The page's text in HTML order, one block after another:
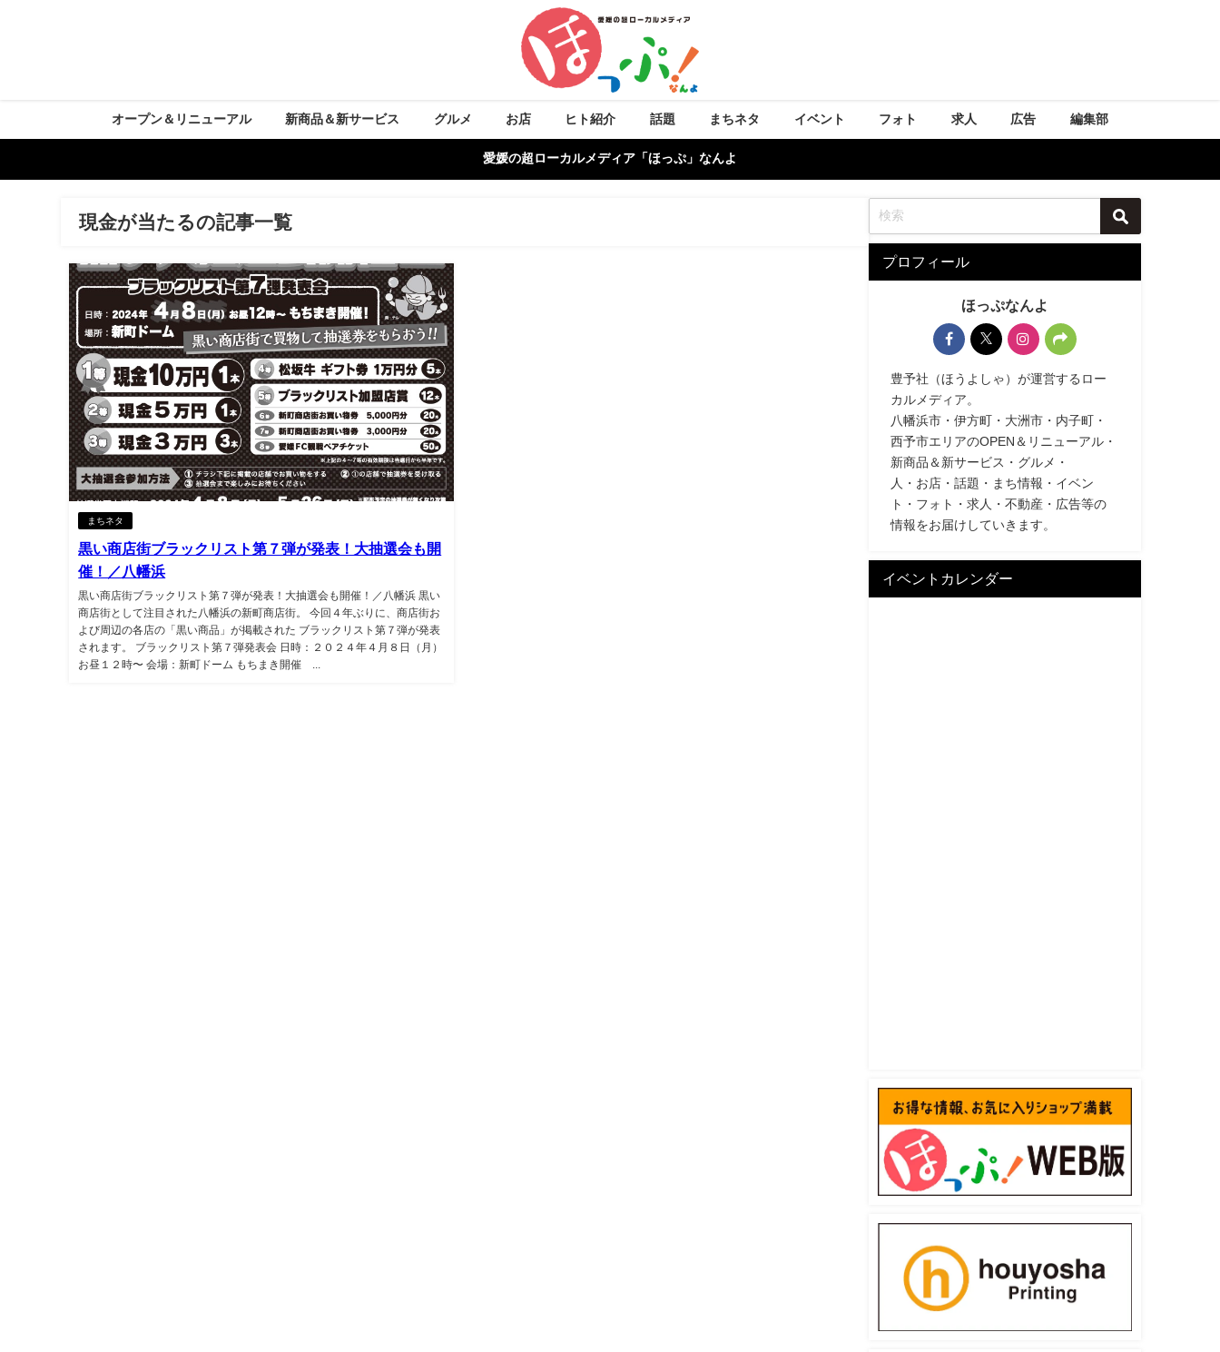
オープン＆リニューアル 新商品＆新サービス グルメ お店 ヒト紹介 話題 まちネタ イベント フォト 求人 広告 編集部
愛媛の超ローカルメディア「ほっぷ」なんよ
現金が当たるの記事一覧
まちネタ
黒い商店街ブラックリスト第７弾が発表！大抽選会も開
催！／八幡浜
黒い商店街ブラックリスト第７弾が発表！大抽選会も開催！／八幡浜 黒い
商店街として注目された八幡浜の新町商店街。 今回４年ぶりに、商店街お
よび周辺の各店の「黒い商品」が掲載された ブラックリスト第７弾が発表
されます。 ブラックリスト第７弾発表会 日時：２０２４年４月８日（月）
お昼１２時〜 会場：新町ドーム もちまき開催 ...
プロフィール
ほっぷなんよ
豊予社（ほうよしゃ）が運営するロー
カルメディア。
八幡浜市・伊方町・大洲市・内子町・
西予市エリアのOPEN＆リニューアル・
新商品＆新サービス・グルメ・
人・お店・話題・まち情報・イベン
ト・フォト・求人・不動産・広告等の
情報をお届けしていきます。
イベントカレンダー